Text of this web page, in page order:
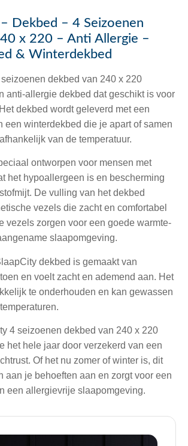
Dekbed – 4 Seizoenen
x 220 – Anti Allergie –
& Winterdekbed
dekbed van 240 x 220
anti-allergie dekbed dat geschikt is voor
dekbed wordt geleverd met een
een winterdekbed die je apart of samen
van de temperatuur.
ontworpen voor mensen met
het hypoallergeen is en bescherming
De vulling van het dekbed
vezels die zacht en comfortabel
vezels zorgen voor een goede warmte-
slaapomgeving.
dekbed is gemaakt van
en voelt zacht en ademend aan. Het
te onderhouden en kan gewassen
4 seizoenen dekbed van 240 x 220
het hele jaar door verzekerd van een
Of het nu zomer of winter is, dit
aan je behoeften aan en zorgt voor een
een allergievrije slaapomgeving.